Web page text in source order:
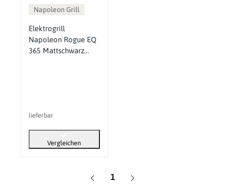
Napoleon Grill
Elektrogrill
Napoleon Rogue EQ
365 Mattschwarz
lieferbar
Vergleichen
Seite
1